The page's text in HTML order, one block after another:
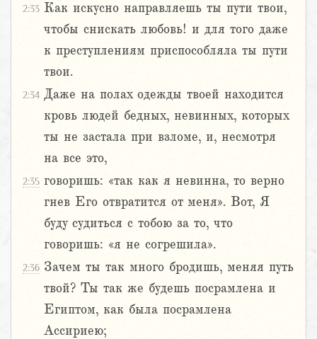
2:33 Как искусно направляешь ты пути твои,
чтобы снискать любовь! и для того даже
к преступлениям приспособляла ты пути
твои.
2:34 Даже на полах одежды твоей находится
кровь людей бедных, невинных, которых
ты не застала при взломе, и, несмотря
на все это,
2:35 говоришь: «так как я невинна, то верно
гнев Его отвратится от меня». Вот, Я
буду судиться с тобою за то, что
говоришь: «я не согрешила».
2:36 Зачем ты так много бродишь, меняя путь
твой? Ты так же будешь посрамлена и
Египтом, как была посрамлена
Ассириею;